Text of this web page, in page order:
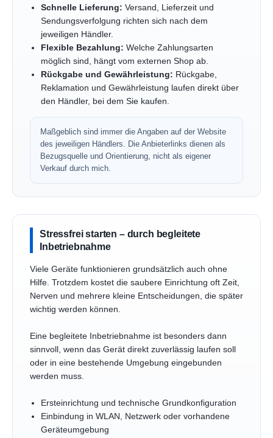
Schnelle Lieferung: Versand, Lieferzeit und
Sendungsverfolgung richten sich nach dem
jeweiligen Händler.
Flexible Bezahlung: Welche Zahlungsarten
möglich sind, hängt vom externen Shop ab.
Rückgabe und Gewährleistung: Rückgabe,
Reklamation und Gewährleistung laufen direkt über
den Händler, bei dem Sie kaufen.
Maßgeblich sind immer die Angaben auf der Website
des jeweiligen Händlers. Die Anbieterlinks dienen als
Bezugsquelle und Orientierung, nicht als eigener
Verkauf durch mich.
Stressfrei starten – durch begleitete
Inbetriebnahme
Viele Geräte funktionieren grundsätzlich auch ohne
Hilfe. Trotzdem kostet die saubere Einrichtung oft Zeit,
Nerven und mehrere kleine Entscheidungen, die später
wichtig werden können.
Eine begleitete Inbetriebnahme ist besonders dann
sinnvoll, wenn das Gerät direkt zuverlässig laufen soll
oder in eine bestehende Umgebung eingebunden
werden muss.
Ersteinrichtung und technische Grundkonfiguration
Einbindung in WLAN, Netzwerk oder vorhandene
Geräteumgebung